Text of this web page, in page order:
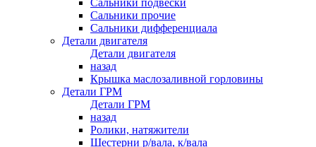
Сальники подвески
Сальники прочие
Сальники дифференциала
Детали двигателя
Детали двигателя
назад
Крышка маслозаливной горловины
Детали ГРМ
Детали ГРМ
назад
Ролики, натяжители
Шестерни р/вала, к/вала